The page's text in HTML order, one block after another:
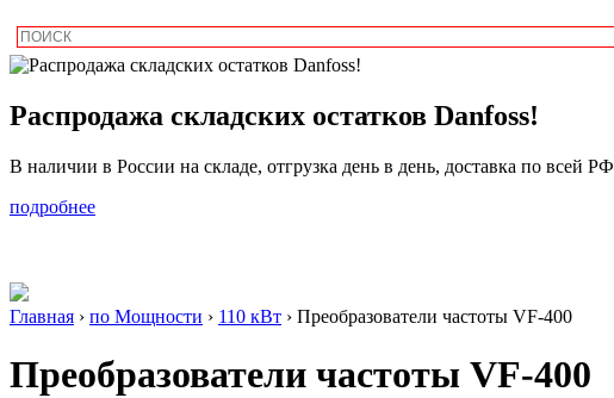
Распродажа складских остатков Danfoss!
В наличии в России на складе, отгрузка день в день, доставка по всей РФ
подробнее
Главная › по Мощности › 110 кВт › Преобразователи частоты VF-400
Преобразователи частоты VF-400